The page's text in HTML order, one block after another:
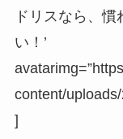
ドリスなら、
い！’
content/
]